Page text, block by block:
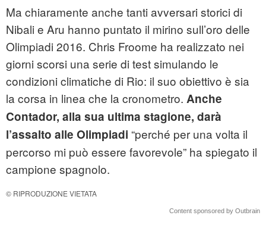
Ma chiaramente anche tanti avversari storici di
Nibali e Aru hanno puntato il mirino sull’oro delle
Olimpiadi 2016. Chris Froome ha realizzato nei
giorni scorsi una serie di test simulando le
condizioni climatiche di Rio: il suo obiettivo è sia
la corsa in linea che la cronometro. Anche
Contador, alla sua ultima stagione, darà
l’assalto alle Olimpiadi “perché per una volta il
percorso mi può essere favorevole” ha spiegato il
campione spagnolo.
© RIPRODUZIONE VIETATA
Content sponsored by Outbrain